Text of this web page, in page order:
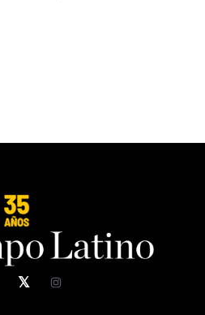
𝕏 Instagram